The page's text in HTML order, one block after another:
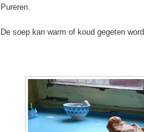
Pureren.
De soep kan warm of koud gegeten